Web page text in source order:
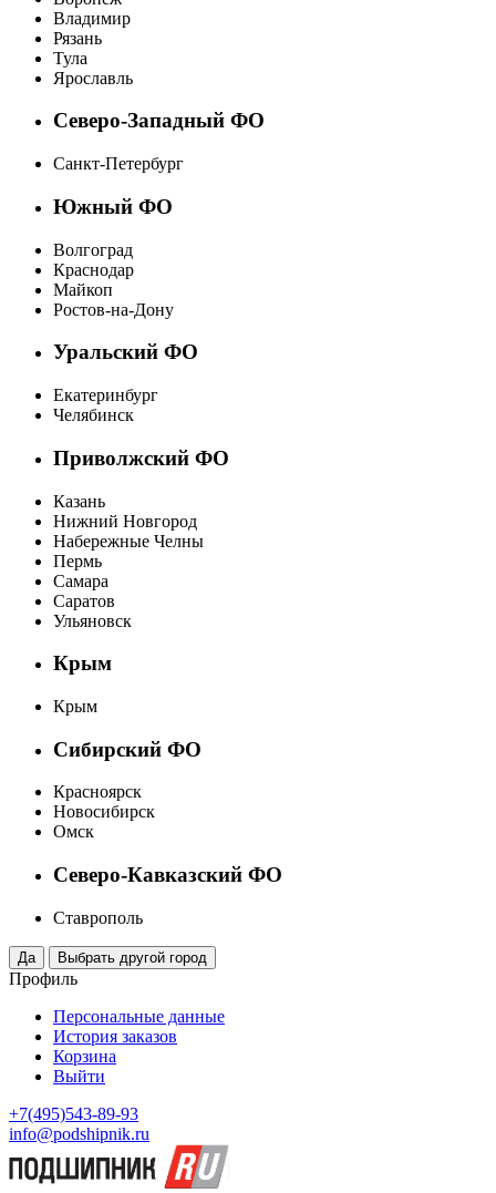
Владимир
Рязань
Тула
Ярославль
Северо-Западный ФО
Санкт-Петербург
Южный ФО
Волгоград
Краснодар
Майкоп
Ростов-на-Дону
Уральский ФО
Екатеринбург
Челябинск
Приволжский ФО
Казань
Нижний Новгород
Набережные Челны
Пермь
Самара
Саратов
Ульяновск
Крым
Крым
Сибирский ФО
Красноярск
Новосибирск
Омск
Северо-Кавказский ФО
Ставрополь
Профиль
Персональные данные
История заказов
Корзина
Выйти
+7(495)543-89-93
info@podshipnik.ru